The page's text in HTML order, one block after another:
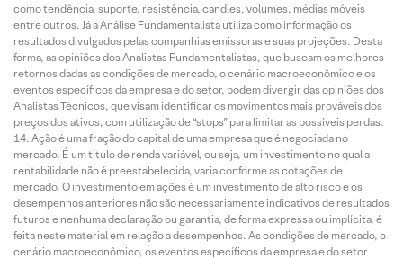
como tendência, suporte, resistência, candles, volumes, médias móveis
entre outros. Já a Análise Fundamentalista utiliza como informação os
resultados divulgados pelas companhias emissoras e suas projeções. Desta
forma, as opiniões dos Analistas Fundamentalistas, que buscam os melhores
retornos dadas as condições de mercado, o cenário macroeconômico e os
eventos específicos da empresa e do setor, podem divergir das opiniões dos
Analistas Técnicos, que visam identificar os movimentos mais prováveis dos
preços dos ativos, com utilização de “stops” para limitar as possíveis perdas.
Ação é uma fração do capital de uma empresa que é negociada no
mercado. É um título de renda variável, ou seja, um investimento no qual a
rentabilidade não é preestabelecida, varia conforme as cotações de
mercado. O investimento em ações é um investimento de alto risco e os
desempenhos anteriores não são necessariamente indicativos de resultados
futuros e nenhuma declaração ou garantia, de forma expressa ou implícita, é
feita neste material em relação a desempenhos. As condições de mercado, o
cenário macroeconômico, os eventos específicos da empresa e do setor